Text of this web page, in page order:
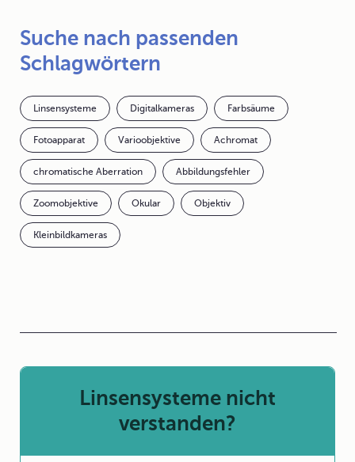
Suche nach passenden
Schlagwörtern
Linsensysteme Digitalkameras Farbsäume
Fotoapparat Varioobjektive Achromat
chromatische Aberration Abbildungsfehler
Zoomobjektive Okular Objektiv
Kleinbildkameras
Linsensysteme nicht
verstanden?